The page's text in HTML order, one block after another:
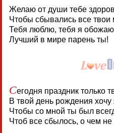
Желаю от души тебе
Чтобы сбывались все твои
Тебя люблю, тебя я
Лучший в мире парень ты!
Сегодня праздник только
В твой день рождения хочу
Чтобы со мной ты был
Чтоб все сбылось, о чем не